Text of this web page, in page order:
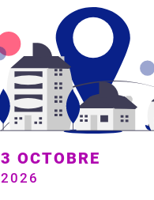
3 OCTOBRE
2026